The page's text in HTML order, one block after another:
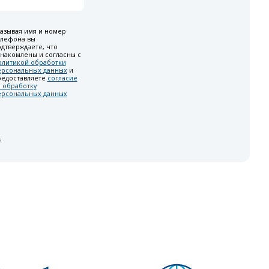
имя и номер
вы
что
и согласны с
обработки
данных и
согласие
обработку
данных